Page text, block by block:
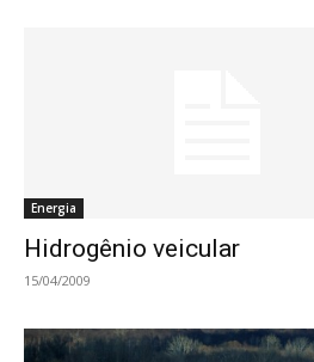
Energia
Hidrogênio veicular
15/04/2009